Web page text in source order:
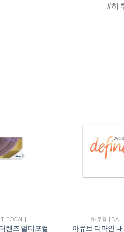
#하
렌즈 멀티포컬
하루용
아큐브 디파인